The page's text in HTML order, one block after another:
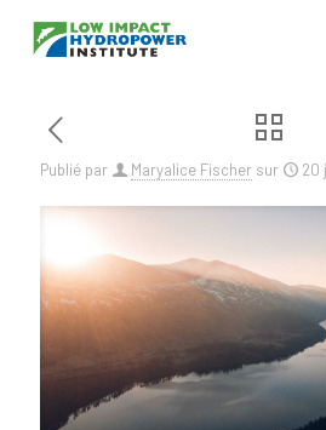
Publié par Maryalice Fischer sur 20